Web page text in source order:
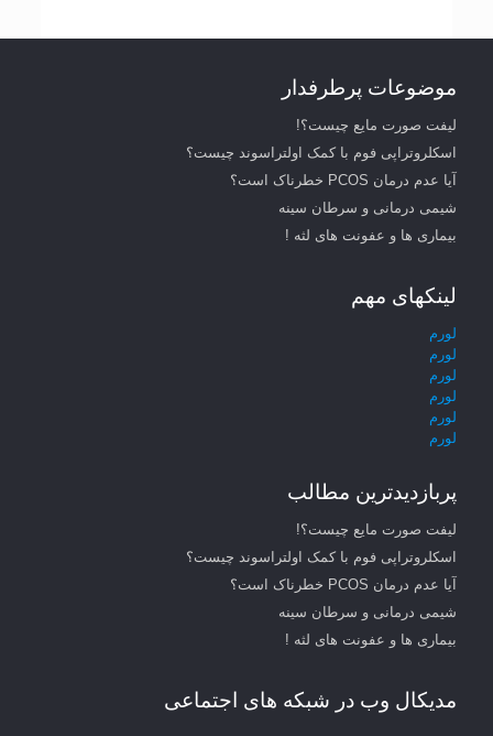
موضوعات پرطرفدار
لیفت صورت مایع چیست؟!
اسکلروتراپی فوم با کمک اولتراسوند چیست؟
آیا عدم درمان PCOS خطرناک است؟
شیمی درمانی و سرطان سینه
بیماری ها و عفونت های لثه !
لینکهای مهم
لورم
لورم
لورم
لورم
لورم
لورم
پربازدیدترین مطالب
لیفت صورت مایع چیست؟!
اسکلروتراپی فوم با کمک اولتراسوند چیست؟
آیا عدم درمان PCOS خطرناک است؟
شیمی درمانی و سرطان سینه
بیماری ها و عفونت های لثه !
مدیکال وب در شبکه های اجتماعی